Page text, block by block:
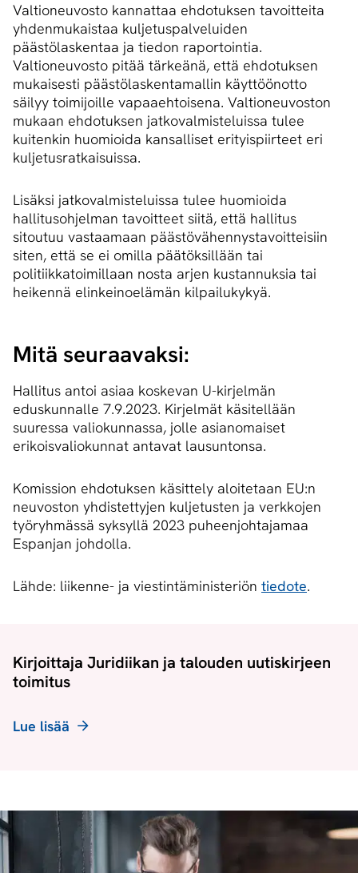
Valtioneuvosto kannattaa ehdotuksen tavoitteita
yhdenmukaistaa kuljetuspalveluiden
päästölaskentaa ja tiedon raportointia.
Valtioneuvosto pitää tärkeänä, että ehdotuksen
mukaisesti päästölaskentamallin käyttöönotto
säilyy toimijoille vapaaehtoisena. Valtioneuvoston
mukaan ehdotuksen jatkovalmisteluissa tulee
kuitenkin huomioida kansalliset erityispiirteet eri
kuljetusratkaisuissa.
Lisäksi jatkovalmisteluissa tulee huomioida
hallitusohjelman tavoitteet siitä, että hallitus
sitoutuu vastaamaan päästövähennystavoitteisiin
siten, että se ei omilla päätöksillään tai
politiikkatoimillaan nosta arjen kustannuksia tai
heikennä elinkeinoelämän kilpailukykyä.
Mitä seuraavaksi:
Hallitus antoi asiaa koskevan U-kirjelmän
eduskunnalle 7.9.2023. Kirjelmät käsitellään
suuressa valiokunnassa, jolle asianomaiset
erikoisvaliokunnat antavat lausuntonsa.
Komission ehdotuksen käsittely aloitetaan EU:n
neuvoston yhdistettyjen kuljetusten ja verkkojen
työryhmässä syksyllä 2023 puheenjohtajamaa
Espanjan johdolla.
Lähde: liikenne- ja viestintäministeriön tiedote.
Kirjoittaja Juridiikan ja talouden uutiskirjeen
toimitus
Lue lisää